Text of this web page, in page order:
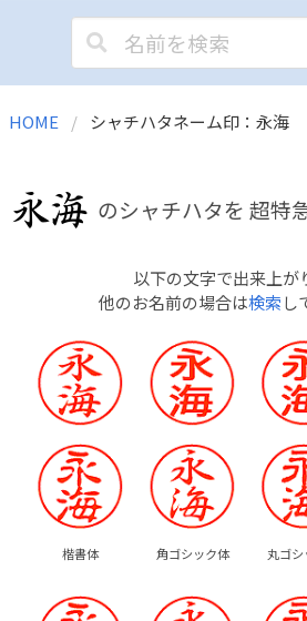
HOME シャチハタネーム印：永海
のシャチハタを 超特
以下の文字で出来上が
他のお名前の場合は検索し
楷書体 角ゴシック体 丸ゴ